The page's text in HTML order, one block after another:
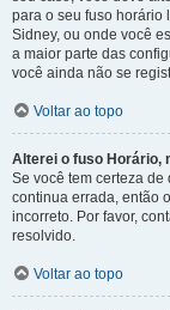
para o seu fuso horário
Sidney, ou onde você
a maior parte das
você ainda não se
Voltar ao topo
Alterei o fuso Horário,
Se você tem certeza
continua errada, então
incorreto. Por favor,
resolvido.
Voltar ao topo